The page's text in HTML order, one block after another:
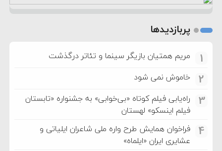
پربازدیدها
1 مریم همتیان بازیگر سینما و تئاتر درگذشت
2 خاموش نمی شود
3
راه‌یابی فیلم کوتاه «بی‌خوابی» به جشنواره «تابستان
فیلم اینسکو» لهستان
4
فراخوان همایش طرح واره ملی شاعران ایلیاتی و
عشایری ایران «ایلماه»